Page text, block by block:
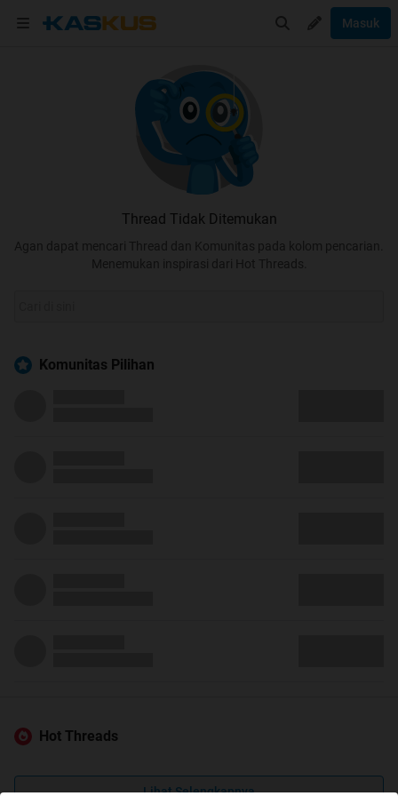
Masuk
Thread Tidak Ditemukan
Agan dapat mencari Thread dan Komunitas pada kolom pencarian.
Menemukan inspirasi dari Hot Threads.
Komunitas Pilihan
Hot Threads
Lihat Selengkapnya